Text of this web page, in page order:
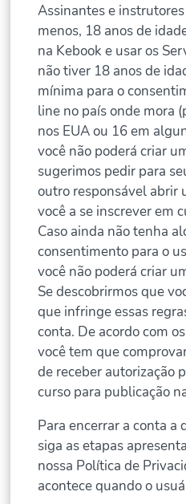
Assinantes e
menos, 18 anos de
na Kebook e usar os
não tiver 18 anos de
mínima para o
line no país onde mora
nos EUA ou 16 em
você não poderá criar
sugerimos pedir para
outro responsável abrir
você a se inscrever em
Caso ainda não tenha
consentimento para o
você não poderá criar
Se descobrirmos que
que infringe essas
conta. De acordo com
você tem que
de receber autorização
curso para publicação
Para encerrar a conta a
siga as etapas
nossa Política de
acontece quando o